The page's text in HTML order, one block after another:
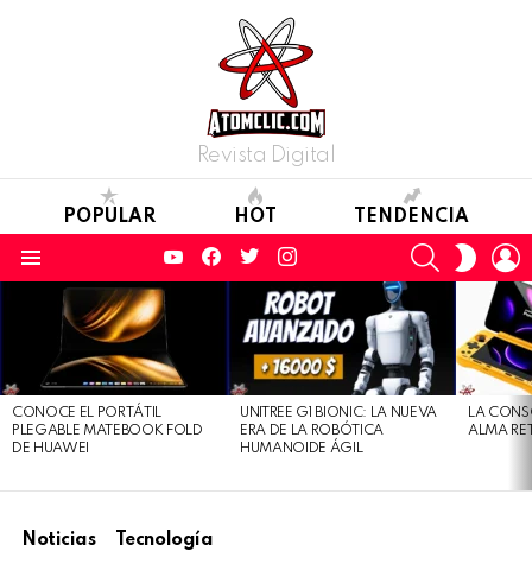
Revista Digital
POPULAR HOT TENDENCIA
YouTubeFacebook
TwitterInstagram SEARCH
SKIN
STORIES
CONOCE EL PORTÁTIL
PLEGABLE MATEBOOK FOLD
DE HUAWEI
UNITREE G1 BIONIC: LA NUEVA
ERA DE LA ROBÓTICA
HUMANOIDE ÁGIL
LA
ALMA
Noticias Tecnología